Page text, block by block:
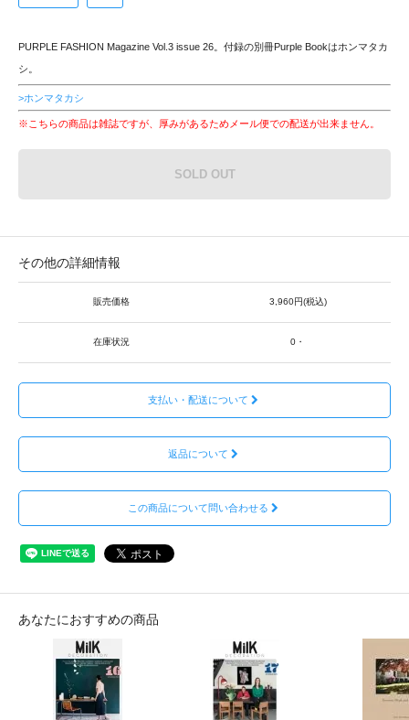
PURPLE FASHION Magazine Vol.3 issue 26。付録の別冊Purple Bookはホンマタカ
シ。
>ホンマタカシ
※こちらの商品は雑誌ですが、厚みがあるためメール便での配送が出来ません。
SOLD OUT
その他の詳細情報
販売価格 3,960円(税込)
在庫状況 0・
支払い・配送について
返品について
この商品について問い合わせる
あなたにおすすめの商品